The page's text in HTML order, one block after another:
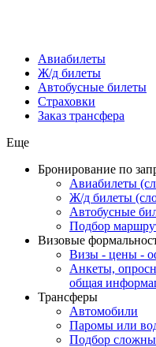
Авиабилеты
Ж/д билеты
Автобусные билеты
Страховки
Заказ трансфера
Еще
Бронирование по
Авиабилеты
Ж/д билеты
Автобусные
Подбор
Визовые
Визы - цены -
Анкеты,
общая
Трансферы
Автомобили
Паромы или
Подбор